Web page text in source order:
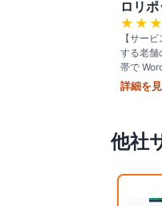
ロリ
【サー
する老舗
帯で
月額数百
詳細を
他社